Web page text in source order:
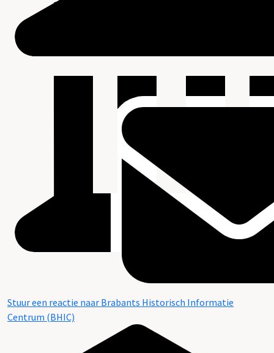
Stuur een reactie naar Brabants Historisch Informatie
Centrum (BHIC)